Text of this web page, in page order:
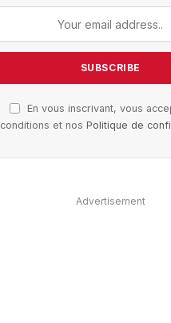
En vous inscrivant, vous
conditions et nosPolitique de
Advertisement